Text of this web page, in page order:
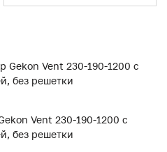
Vent 230-190-1200 с
без решетки